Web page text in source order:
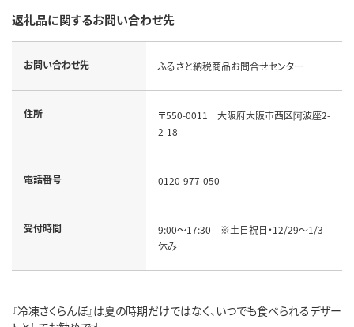
返礼品に関するお問い合わせ先
お問い合わせ先 ふるさと納税商品お問合せセンター
住所
〒550-0011 大阪府大阪市西区阿波座2-
2-18
電話番号 0120-977-050
受付時間
9:00～17:30 ※土日祝日・12/29～1/3
休み
『冷凍さくらんぼ』は夏の時期だけではなく、いつでも食べられるデザー